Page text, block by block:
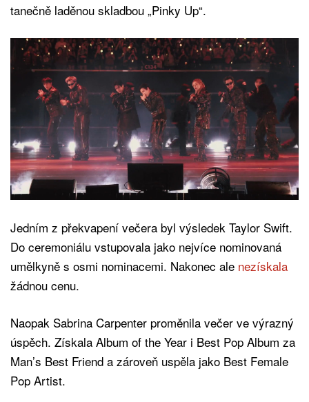
tanečně laděnou skladbou „Pinky Up“.
Jedním z překvapení večera byl výsledek Taylor Swift.
Do ceremoniálu vstupovala jako nejvíce nominovaná
umělkyně s osmi nominacemi. Nakonec ale nezískala
žádnou cenu.
Naopak Sabrina Carpenter proměnila večer ve výrazný
úspěch. Získala Album of the Year i Best Pop Album za
Man’s Best Friend a zároveň uspěla jako Best Female
Pop Artist.